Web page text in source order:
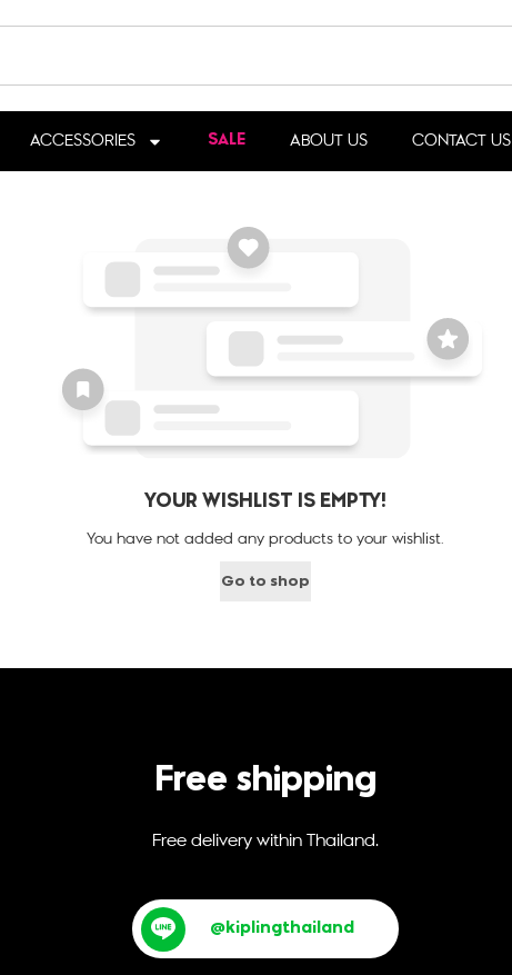
ACCESSORIES SALE ABOUT US CONTACT US
YOUR WISHLIST IS EMPTY!
You have not added any products to your wishlist.
Go to shop
Free shipping
Free delivery within Thailand.
@kiplingthailand